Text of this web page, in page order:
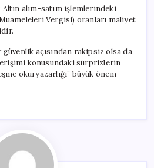
alım-satım işlemlerindeki
Vergisi) oranları maliyet
açısından rakipsiz olsa da,
erişimi konusundaki sürprizlerin
okuryazarlığı” büyük önem